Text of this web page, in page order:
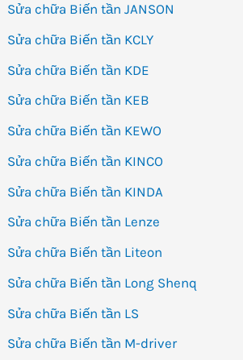
Sửa chữa Biến tần JANSON
Sửa chữa Biến tần KCLY
Sửa chữa Biến tần KDE
Sửa chữa Biến tần KEB
Sửa chữa Biến tần KEWO
Sửa chữa Biến tần KINCO
Sửa chữa Biến tần KINDA
Sửa chữa Biến tần Lenze
Sửa chữa Biến tần Liteon
Sửa chữa Biến tần Long Shenq
Sửa chữa Biến tần LS
Sửa chữa Biến tần M-driver